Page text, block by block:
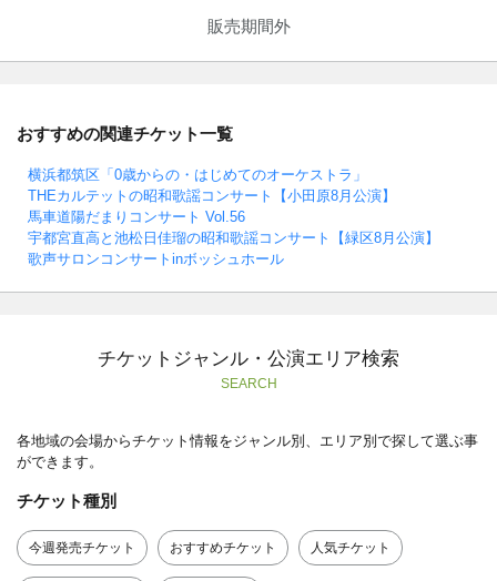
販売期間外
おすすめの関連チケット一覧
横浜都筑区「0歳からの・はじめてのオーケストラ」
THEカルテットの昭和歌謡コンサート【小田原8月公演】
馬車道陽だまりコンサート Vol.56
宇都宮直高と池松日佳瑠の昭和歌謡コンサート【緑区8月公演】
歌声サロンコンサートinボッシュホール
チケットジャンル・公演エリア検索
SEARCH
各地域の会場からチケット情報をジャンル別、エリア別で探して選ぶ事
ができます。
チケット種別
今週発売チケット おすすめチケット 人気チケット